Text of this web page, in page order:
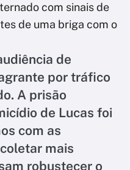
com sinais de
de uma briga com o
de
por tráfico
A prisão
de Lucas foi
com as
mais
robustecer o